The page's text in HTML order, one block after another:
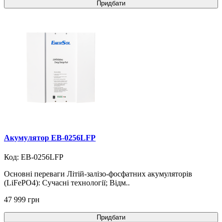
Придбати
Акумулятор EB-0256LFP
Код: EB-0256LFP
Основні переваги Літій-залізо-фосфатних акумуляторів
(LiFePO4): Сучасні технології; Відм..
47 999 грн
Придбати